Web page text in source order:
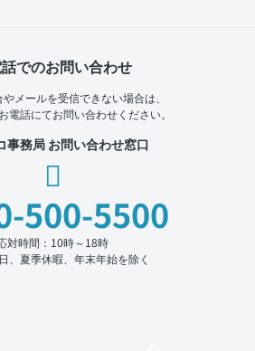
でのお問い合わせ
メールを受信できない場合は、
電話にてお問い合わせください。
事務局 お問い合わせ窓口
500-5500
対時間：10時～18時
、夏季休暇、年末年始を除く